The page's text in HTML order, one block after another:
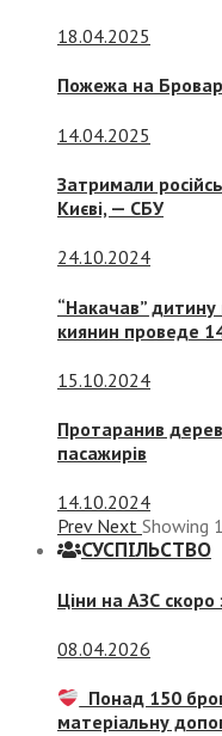
18.04.2025
Пожежа на
14.04.2025
Затримали
Києві, — СБУ
24.10.2024
“Накачав”
киянин проведе
15.10.2024
Протаранив
пасажирів
14.10.2024
Prev Next Showing 1
СУСПIЛЬСТВО
Ціни на АЗС скоро
08.04.2026
Понад 150
матеріальну